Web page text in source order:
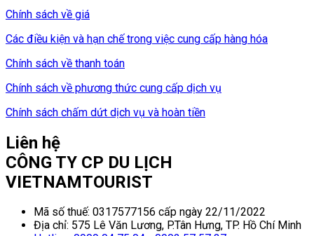
Chính sách về giá
Các điều kiện và hạn chế trong việc cung cấp hàng hóa
Chính sách về thanh toán
Chính sách về phương thức cung cấp dịch vụ
Chính sách chấm dứt dịch vụ và hoàn tiền
Liên hệ
CÔNG TY CP DU LỊCH
VIETNAMTOURIST
Mã số thuế: 0317577156 cấp ngày 22/11/2022
Địa chỉ: 575 Lê Văn Lương, P.Tân Hưng, TP. Hồ Chí Minh